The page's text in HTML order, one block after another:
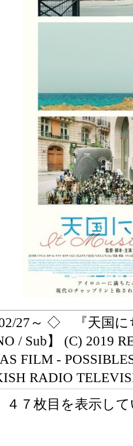
27～ ◇ 『天国に
/ Sub】 (C) 2019
FILM -
RADIO
７枚目を表示し